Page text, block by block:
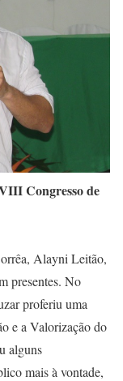
Congresso de
Alayni Leitão,
presentes. No
proferiu uma
e a Valorização do
alguns
mais à vontade,